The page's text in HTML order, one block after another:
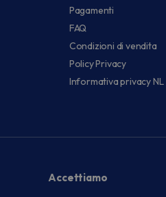
Pagamenti
FAQ
Condizioni di vendita
Policy Privacy
Informativa privacy NL
Accettiamo